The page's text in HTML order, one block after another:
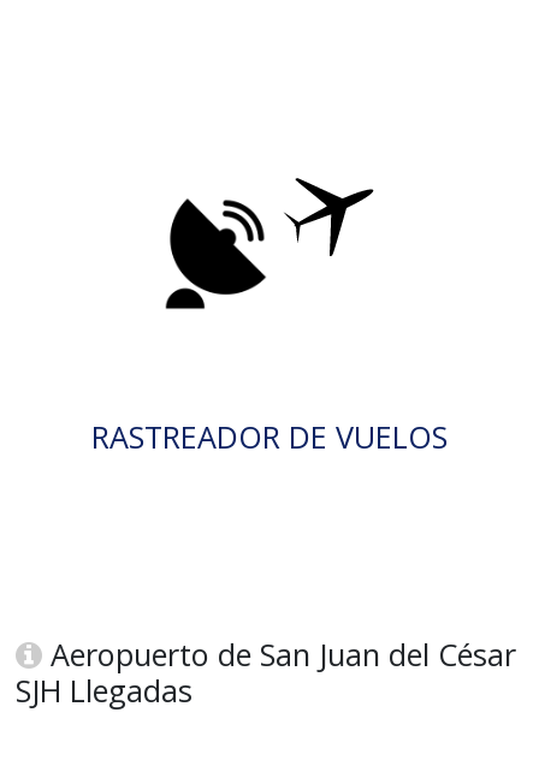
RASTREADOR DE VUELOS
Aeropuerto de San Juan del César
SJH Llegadas